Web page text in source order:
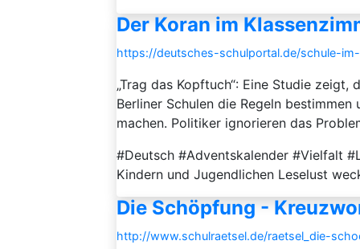
Der Koran im
https://deutsches-schulportal.de/schule-
„Trag das Kopftuch“: Eine Studie
Berliner Schulen die Regeln
machen. Politiker ignorieren das
#Deutsch #Adventskalender #Vielfalt
Kindern und Jugendlichen Leselust
Die Schöpfung -
http://www.schulraetsel.de/raetsel_die-